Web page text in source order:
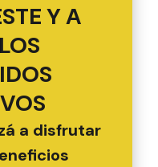
Y A
a disfrutar